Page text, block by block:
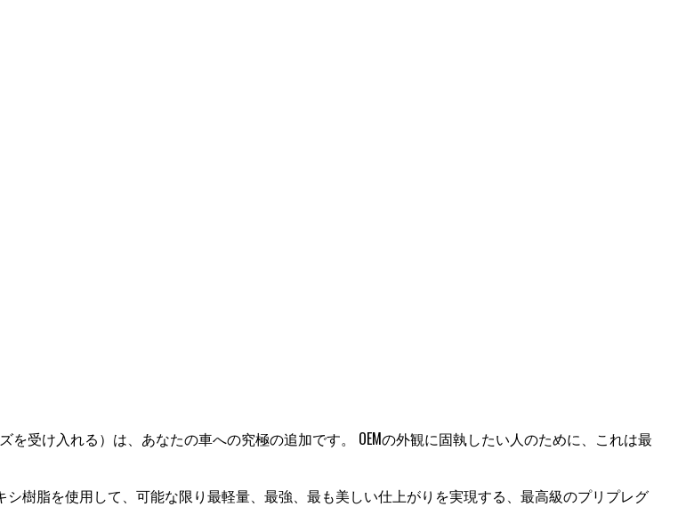
受け入れる）は、あなたの車への究極の追加です。 OEMの外観に固執したい人のために、これは最
樹脂を使用して、可能な限り最軽量、最強、最も美しい仕上がりを実現する、最高級のプリプレグ